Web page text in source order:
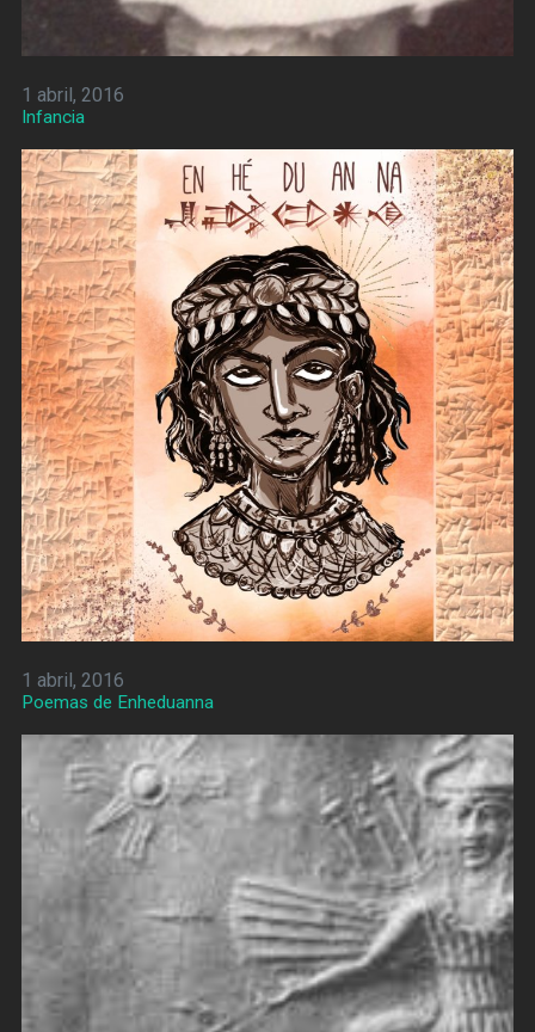
1 abril, 2016
Infancia
1 abril, 2016
Poemas de Enheduanna